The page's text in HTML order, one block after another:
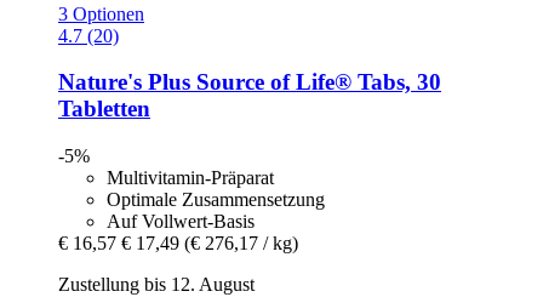
3 Optionen
4.7 (20)
Nature's Plus Source of Life® Tabs, 30
Tabletten
-5%
Multivitamin-Präparat
Optimale Zusammensetzung
Auf Vollwert-Basis
€ 16,57 € 17,49 (€ 276,17 / kg)
Zustellung bis 12. August